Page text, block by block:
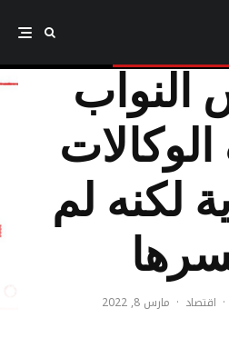
لكنه لم
· اقتصاد · مارس 8, 2022